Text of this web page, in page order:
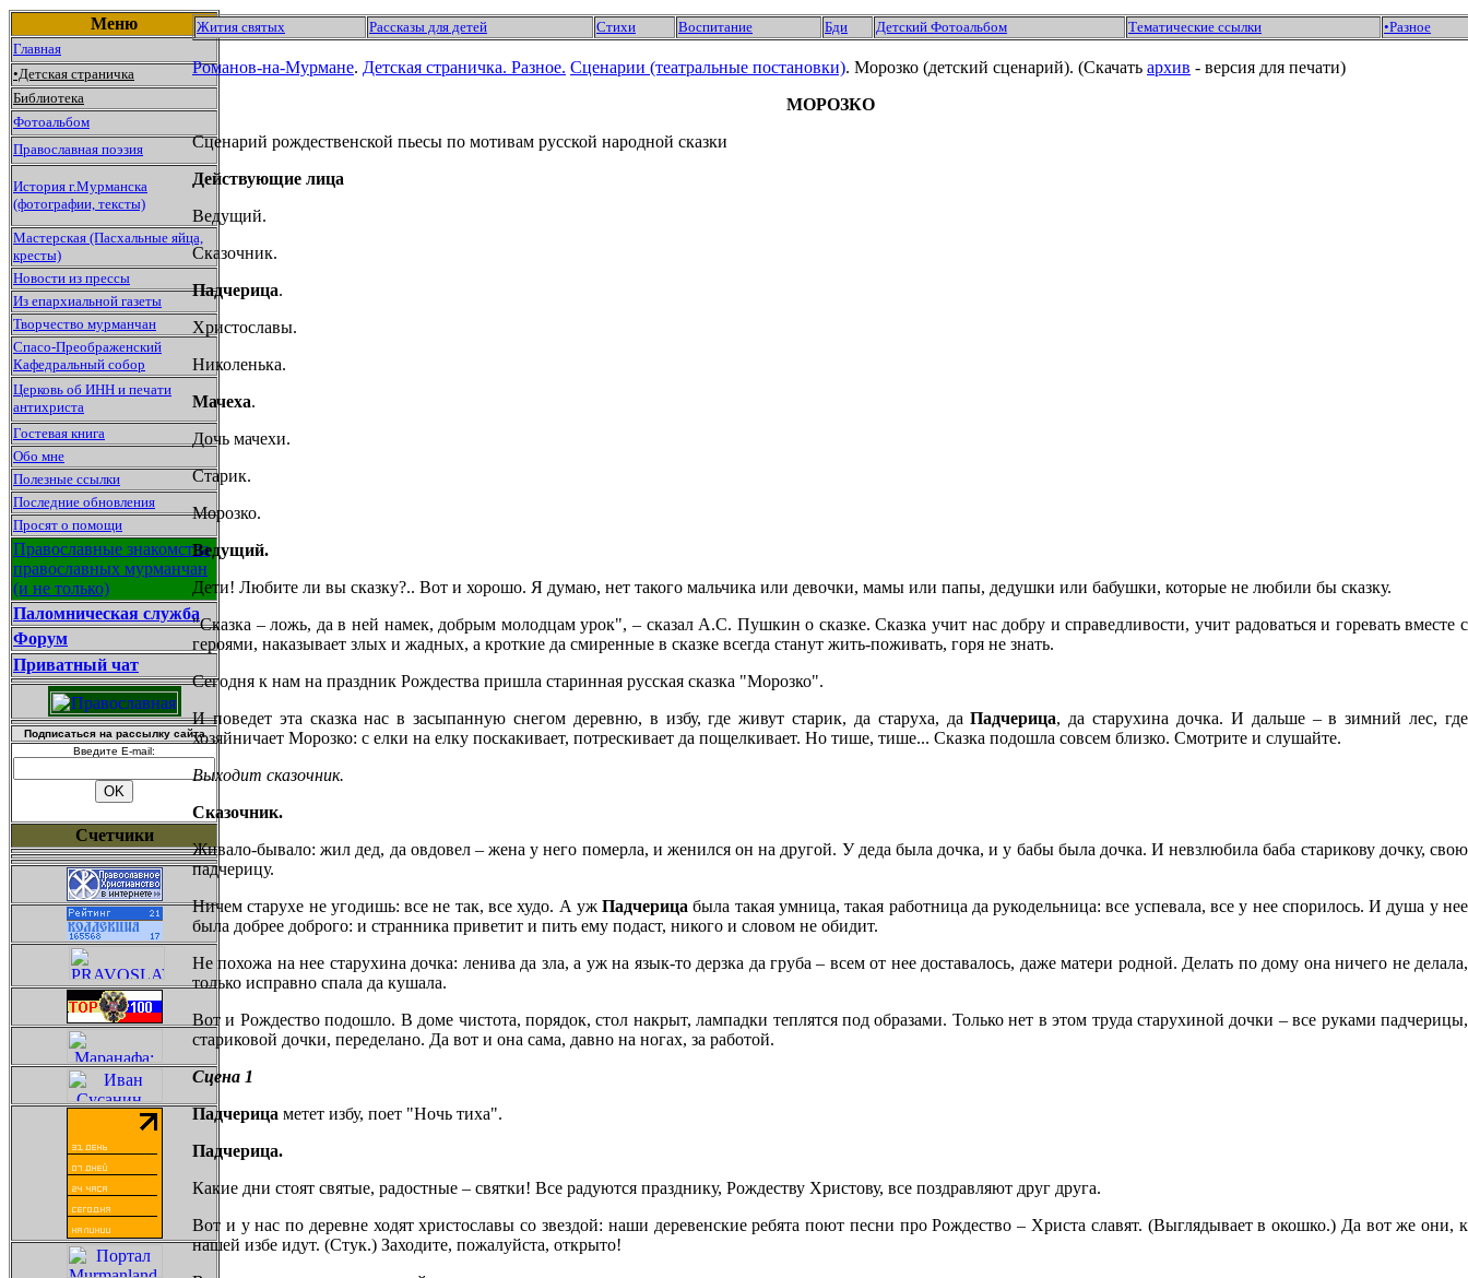
Меню
Главная
•Детская страничка
Библиотека
Фотоальбом
Православная поэзия
История г.Мурманска
(фотографии, тексты)
Мастерская (Пасхальные яйца,
кресты)
Новости из прессы
Из епархиальной газеты
Творчество мурманчан
Спасо-Преображенский
Кафедральный собор
Церковь об ИНН и печати
антихриста
Гостевая книга
Обо мне
Полезные ссылки
Последние обновления
Просят о помощи
Православные знакомства
православных мурманчан
(и не только)
Паломническая служба
Форум
Приватный чат
Подписаться на рассылку сайта
Введите E-mail:
Счетчики
Жития святых Рассказы для детей Стихи Воспитание Бди Детский Фотоальбом Тематические ссылки •Разное
Романов-на-Мурмане. Детская страничка. Разное. Сценарии (театральные постановки). Морозко (детский сценарий). (Скачать архив - версия для печати)
МОРОЗКО
Сценарий рождественской пьесы по мотивам русской народной сказки
Действующие лица
Ведущий.
Сказочник.
Падчерица.
Христославы.
Николенька.
Мачеха.
Дочь мачехи.
Старик.
Морозко.
Ведущий.
Дети! Любите ли вы сказку?.. Вот и хорошо. Я думаю, нет такого мальчика или девочки, мамы или папы, дедушки или бабушки, которые не любили бы сказку.
"Сказка – ложь, да в ней намек, добрым молодцам урок", – сказал А.С. Пушкин о сказке. Сказка учит нас добру и справедливости, учит радоваться и горевать вместе с
героями, наказывает злых и жадных, а кроткие да смиренные в сказке всегда станут жить-поживать, горя не знать.
Сегодня к нам на праздник Рождества пришла старинная русская сказка "Морозко".
И поведет эта сказка нас в засыпанную снегом деревню, в избу, где живут старик, да старуха, даПадчерица, да старухина дочка. И дальше – в зимний лес, где
хозяйничает Морозко: с елки на елку поскакивает, потрескивает да пощелкивает. Но тише, тише... Сказка подошла совсем близко. Смотрите и слушайте.
Выходит сказочник.
Сказочник.
Живало-бывало: жил дед, да овдовел – жена у него померла, и женился он на другой. У деда была дочка, и у бабы была дочка. И невзлюбила баба старикову дочку, свою
падчерицу.
Ничем старухе не угодишь: все не так, все худо. А ужПадчерица была такая умница, такая работница да рукодельница: все успевала, все у нее спорилось. И душа у нее
была добрее доброго: и странника приветит и пить ему подаст, никого и словом не обидит.
Не похожа на нее старухина дочка: ленива да зла, а уж на язык-то дерзка да груба – всем от нее доставалось, даже матери родной. Делать по дому она ничего не делала,
только исправно спала да кушала.
Вот и Рождество подошло. В доме чистота, порядок, стол накрыт, лампадки теплятся под образами. Только нет в этом труда старухиной дочки – все руками падчерицы,
стариковой дочки, переделано. Да вот и она сама, давно на ногах, за работой.
Сцена 1
Падчерица метет избу, поет "Ночь тиха".
Падчерица.
Какие дни стоят святые, радостные – святки! Все радуются празднику, Рождеству Христову, все поздравляют друг друга.
Вот и у нас по деревне ходят христославы со звездой: наши деревенские ребята поют песни про Рождество – Христа славят. (Выглядывает в окошко.) Да вот же они, к
нашей избе идут. (Стук.) Заходите, пожалуйста, открыто!